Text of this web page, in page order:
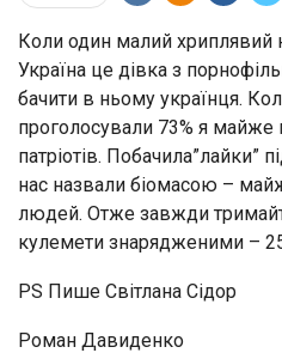
Коли один малий
Україна це дівка з
бачити в ньому українця.
проголосували 73% я майже
патріотів. Побачила”лайки”
нас назвали біомасою –
людей. Отже завжди
кулемети знарядженими –
PS Пише Світлана Сідор
Роман Давиденко